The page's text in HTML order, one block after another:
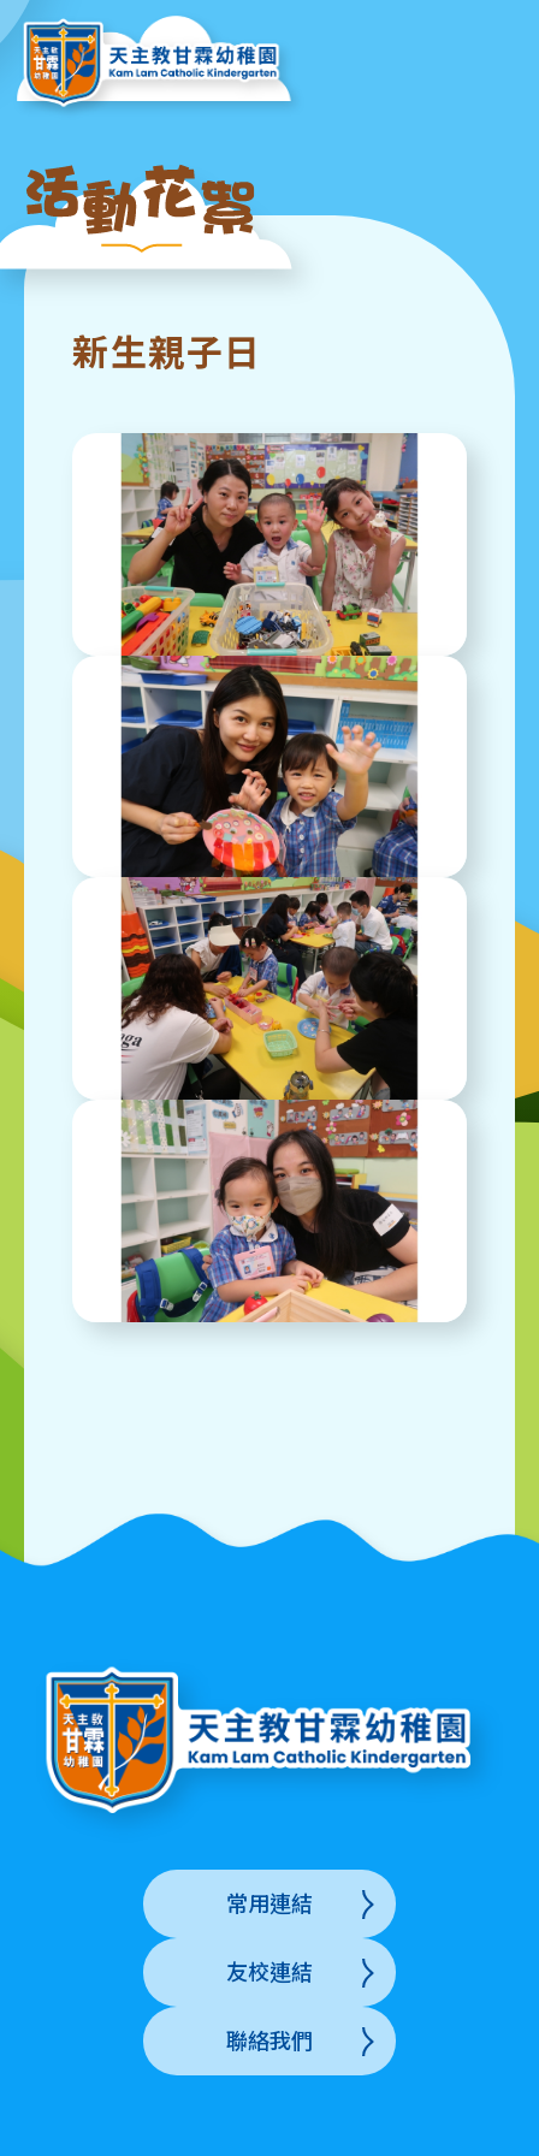
新生親子日
常用連結
友校連結
聯絡我們